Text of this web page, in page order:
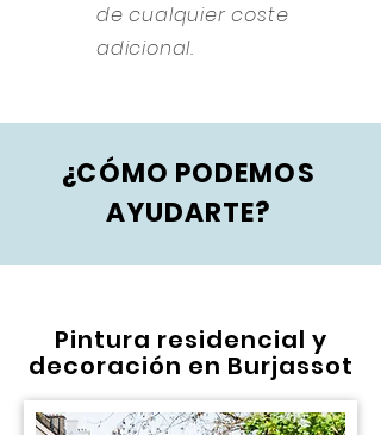
de cualquier coste
adicional.
¿CÓMO PODEMOS
AYUDARTE?
Pintura residencial y
decoración en Burjassot